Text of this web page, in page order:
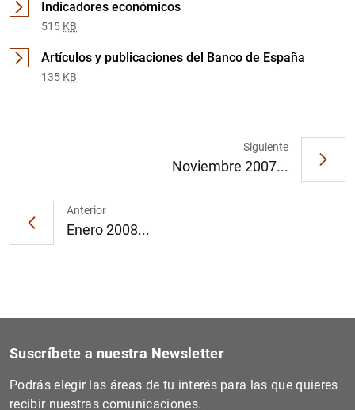
Indicadores económicos
515 KB
Artículos y publicaciones del Banco de España
135 KB
Anterior
Enero 2008...
Siguiente
Noviembre 2007...
Suscríbete a nuestra Newsletter
Podrás elegir las áreas de tu interés para las que quieres
recibir nuestras comunicaciones.